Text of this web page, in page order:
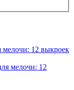
мелочи: 12 выкроек